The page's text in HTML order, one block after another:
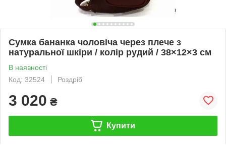
Сумка бананка чоловіча через плече з
натуральної шкіри / колір рудий / 38×12×3 см
В наявності
Код: 32524
Роздріб
3 020 ₴
Купити